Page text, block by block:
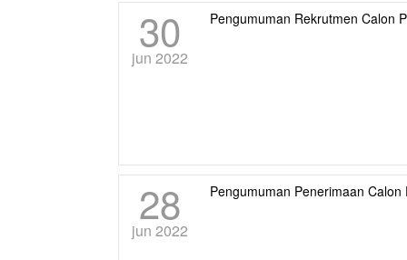
30
jun 2022
Pengumuman Rekrutmen Calon
28
jun 2022
Pengumuman Penerimaan Calon